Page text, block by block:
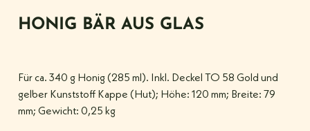
HONIG BÄR AUS GLAS
Für ca. 340 g Honig (285 ml). Inkl. Deckel TO 58 Gold und
gelber Kunststoff Kappe (Hut); Höhe: 120 mm; Breite: 79
mm; Gewicht: 0,25 kg